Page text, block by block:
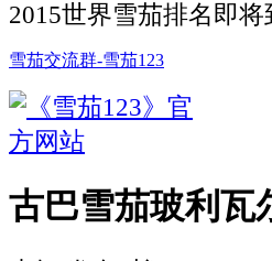
2015世界雪茄排名即将
雪茄交流群-雪茄123
古巴雪茄玻利瓦